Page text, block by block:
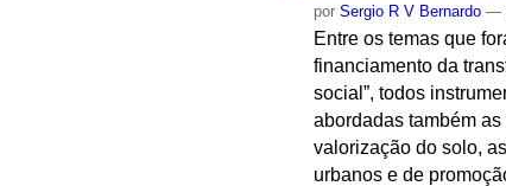
porSergio R V Bernardo —
Entre os temas que
financiamento da
social”, todos
abordadas também
valorização do solo,
urbanos e de